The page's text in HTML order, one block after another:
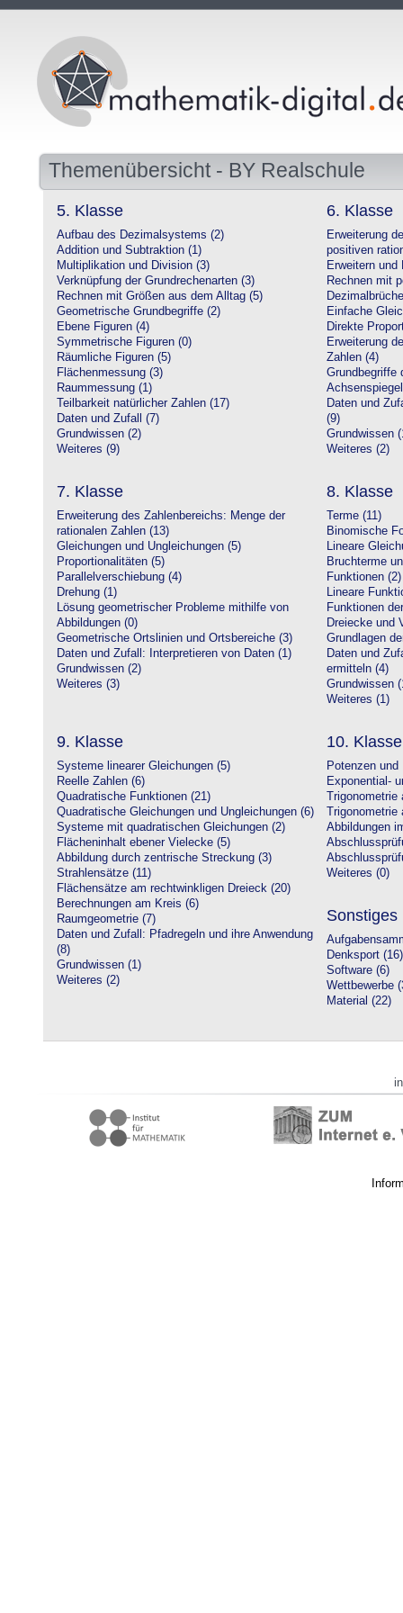
Themenübersicht - BY Realschule
5. Klasse
Aufbau des Dezimalsystems (2)
Addition und Subtraktion (1)
Multiplikation und Division (3)
Verknüpfung der Grundrechenarten (3)
Rechnen mit Größen aus dem Alltag (5)
Geometrische Grundbegriffe (2)
Ebene Figuren (4)
Symmetrische Figuren (0)
Räumliche Figuren (5)
Flächenmessung (3)
Raummessung (1)
Teilbarkeit natürlicher Zahlen (17)
Daten und Zufall (7)
Grundwissen (2)
Weiteres (9)
6. Klasse
Erweiterung
positiven
Erweitern und
Rechnen mit
Einfache
Direkte
Erweiterung
Zahlen (4)
Grundbegriffe
Daten und
(9)
Grundwissen
Weiteres (2)
7. Klasse
Erweiterung des Zahlenbereichs: Menge der
rationalen Zahlen (13)
Gleichungen und Ungleichungen (5)
Proportionalitäten (5)
Parallelverschiebung (4)
Drehung (1)
Lösung geometrischer Probleme mithilfe von
Abbildungen (0)
Geometrische Ortslinien und Ortsbereiche (3)
Daten und Zufall: Interpretieren von Daten (1)
Grundwissen (2)
Weiteres (3)
8. Klasse
Terme (11)
Binomische
Lineare
Bruchterme
Funktionen (2)
Lineare
Funktionen
Dreiecke und
Grundlagen
Daten und
ermitteln (4)
Grundwissen
Weiteres (1)
9. Klasse
Systeme linearer Gleichungen (5)
Reelle Zahlen (6)
Quadratische Funktionen (21)
Quadratische Gleichungen und Ungleichungen (6)
Systeme mit quadratischen Gleichungen (2)
Flächeninhalt ebener Vielecke (5)
Abbildung durch zentrische Streckung (3)
Strahlensätze (11)
Flächensätze am rechtwinkligen Dreieck (20)
Berechnungen am Kreis (6)
Raumgeometrie (7)
Daten und Zufall: Pfadregeln und ihre Anwendung
(8)
Grundwissen (1)
Weiteres (2)
10. Klasse
Potenzen
Exponential-
Abbildungen
Weiteres (0)
Sonstiges
Denksport (16)
Software (6)
Wettbewerbe
Material (22)